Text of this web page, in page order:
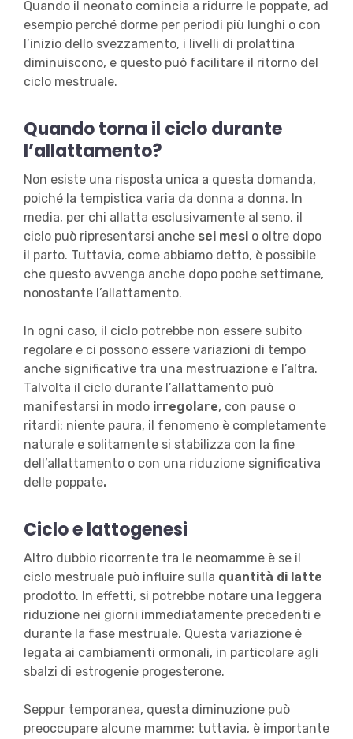
Quando il neonato comincia a ridurre le poppate, ad
esempio perché dorme per periodi più lunghi o con
l’inizio dello svezzamento, i livelli di prolattina
diminuiscono, e questo può facilitare il ritorno del
ciclo mestruale.
Quando torna il ciclo durante
l’allattamento?
Non esiste una risposta unica a questa domanda,
poiché la tempistica varia da donna a donna. In
media, per chi allatta esclusivamente al seno, il
ciclo può ripresentarsi anche sei mesio oltre dopo
il parto. Tuttavia, come abbiamo detto, è possibile
che questo avvenga anche dopo poche settimane,
nonostante l’allattamento.
In ogni caso, il ciclo potrebbe non essere subito
regolare e ci possono essere variazioni di tempo
anche significative tra una mestruazione e l’altra.
Talvolta il ciclo durante l’allattamento può
manifestarsi in modo irregolare, con pause o
ritardi: niente paura, il fenomeno è completamente
naturale e solitamente si stabilizza con la fine
dell’allattamento o con una riduzione significativa
delle poppate.
Ciclo e lattogenesi
Altro dubbio ricorrente tra le neomamme è se il
ciclo mestruale può influire sulla quantità di latte
prodotto. In effetti, si potrebbe notare una leggera
riduzione nei giorni immediatamente precedenti e
durante la fase mestruale. Questa variazione è
legata ai cambiamenti ormonali, in particolare agli
sbalzi di estrogenie progesterone.
Seppur temporanea, questa diminuzione può
preoccupare alcune mamme: tuttavia, è importante